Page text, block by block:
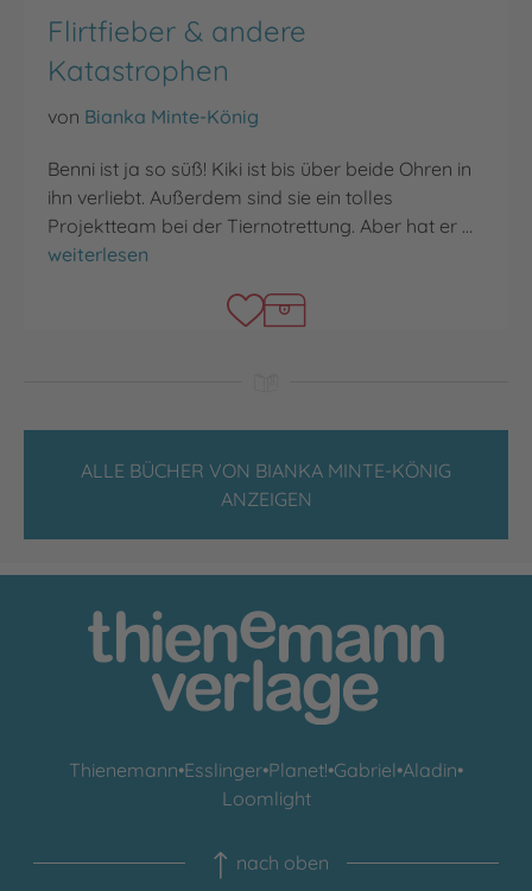
Flirtfieber & andere
Katastrophen
von Bianka Minte-König
Benni ist ja so süß! Kiki ist bis über beide Ohren in
ihn verliebt. Außerdem sind sie ein tolles
Projektteam bei der Tiernotrettung. Aber hat er …
Flirtfieber & andere Katastrophen
weiterlesen
ALLE BÜCHER VON BIANKA MINTE-KÖNIG
ANZEIGEN
Thienemann•Esslinger•Planet!•Gabriel•Aladin•
Loomlight
nach oben